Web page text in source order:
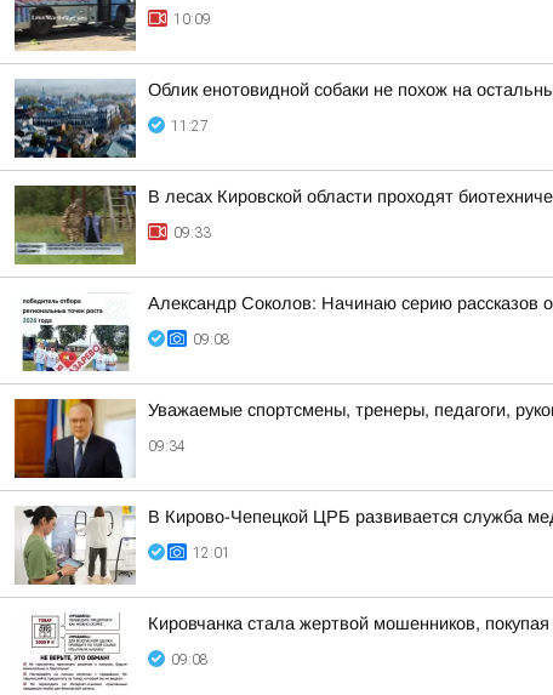
10:09
Облик енотовидной собаки не похож на
11:27
В лесах Кировской области проходят
09:33
Александр Соколов: Начинаю серию рассказов
09:08
Уважаемые спортсмены, тренеры, педагоги,
09:34
В Кирово-Чепецкой ЦРБ развивается служба
12:01
Кировчанка стала жертвой мошенников, покупая
09:08